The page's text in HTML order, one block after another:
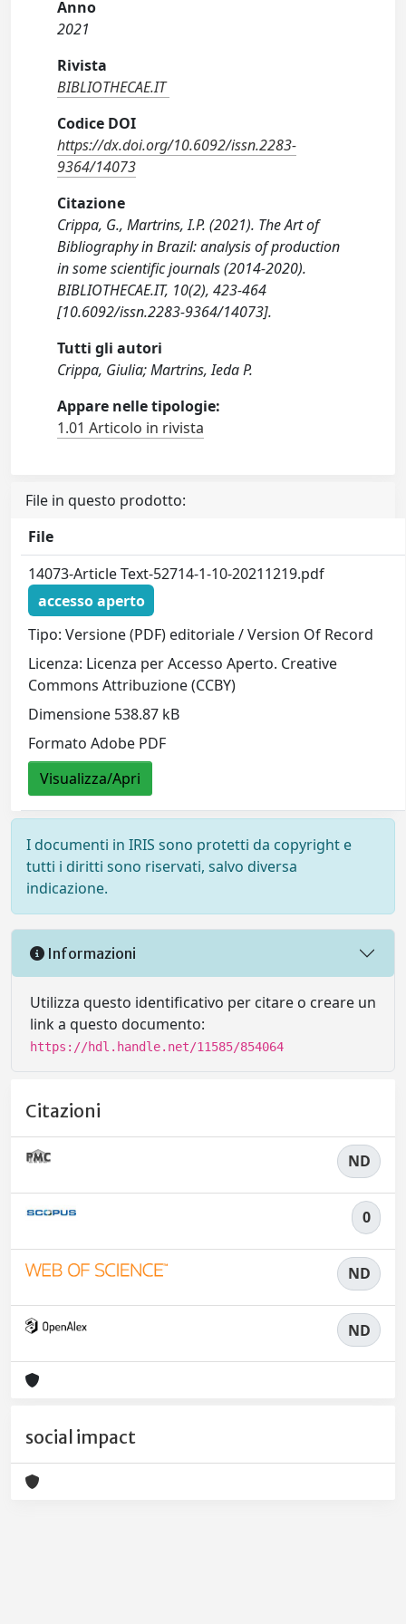
Anno
2021
Rivista
BIBLIOTHECAE.IT
Codice DOI
https://dx.doi.org/10.6092/issn.2283-
9364/14073
Citazione
Crippa, G., Martrins, I.P. (2021). The Art of
Bibliography in Brazil: analysis of production
in some scientific journals (2014-2020).
BIBLIOTHECAE.IT, 10(2), 423-464
[10.6092/issn.2283-9364/14073].
Tutti gli autori
Crippa, Giulia; Martrins, Ieda P.
Appare nelle tipologie:
1.01 Articolo in rivista
File in questo prodotto:
File
14073-Article Text-52714-1-10-20211219.pdf
accesso aperto
Tipo: Versione (PDF) editoriale / Version Of Record
Licenza: Licenza per Accesso Aperto. Creative
Commons Attribuzione (CCBY)
Dimensione 538.87 kB
Formato Adobe PDF
Visualizza/Apri
I documenti in IRIS sono protetti da copyright e
tutti i diritti sono riservati, salvo diversa
indicazione.
Informazioni
Utilizza questo identificativo per citare o creare un
link a questo documento:
https://hdl.handle.net/11585/854064
Citazioni
ND
0
ND
ND
social impact